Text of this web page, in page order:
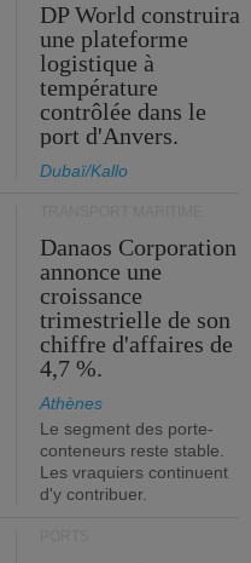
DP World construira
une plateforme
logistique à
température
contrôlée dans le
port d'Anvers.
Dubaï/Kallo
Danaos Corporation
annonce une
croissance
trimestrielle de son
chiffre d'affaires de
4,7 %.
Athènes
Le segment des porte-
conteneurs reste stable.
Les vraquiers continuent
d'y contribuer.